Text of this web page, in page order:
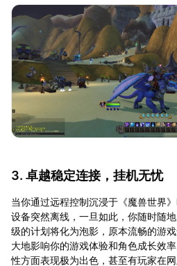
3. 卓越稳定连接，挂机无忧
当你通过远程控制沉浸于《魔兽世界
设备突然离线，一旦如此，你随时随
级的计划将化为泡影，原本流畅的游
大地影响你的游戏体验和角色成长效
性方面表现极为出色，甚至有玩家在